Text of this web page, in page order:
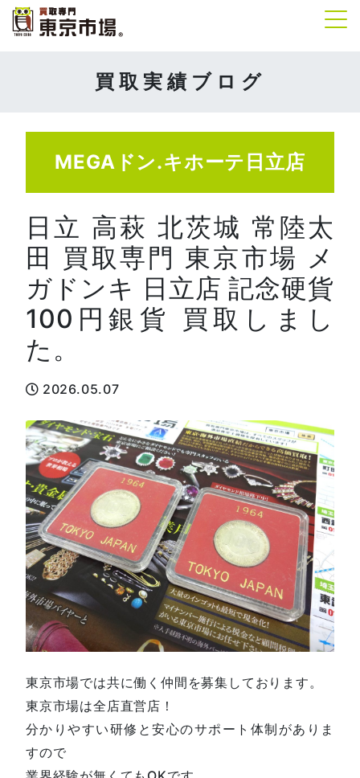
買取実績ブログ
MEGAドン.キホーテ日立店
日立 高萩 北茨城 常陸太
田 買取専門 東京市場 メ
ガドンキ 日立店 記念硬貨
100円銀貨 買取しまし
た。
2026.05.07
東京市場では共に働く仲間を募集しております。
東京市場は全店直営店！
分かりやすい研修と安心のサポート体制がありま
すので